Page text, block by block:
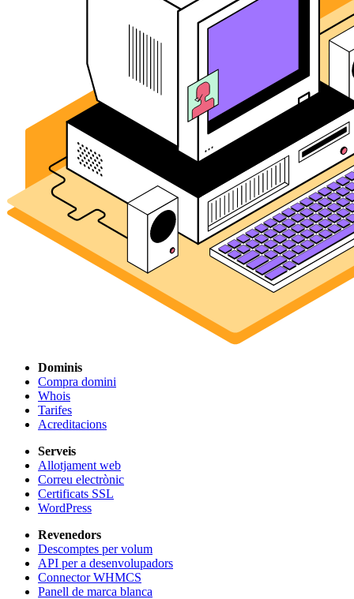
Dominis
Compra domini
Whois
Tarifes
Acreditacions
Serveis
Allotjament web
Correu electrònic
Certificats SSL
WordPress
Revenedors
Descomptes per volum
API per a desenvolupadors
Connector WHMCS
Panell de marca blanca